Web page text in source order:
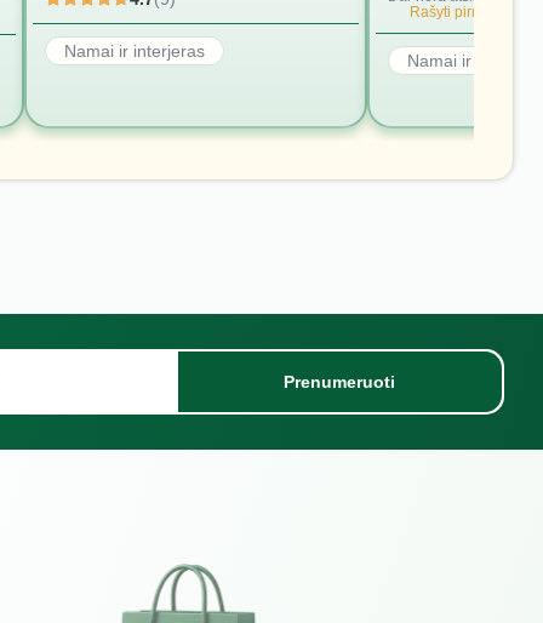
Namai ir interjeras
Rašyti pirmąjį.
Namai ir
Prenumeruoti